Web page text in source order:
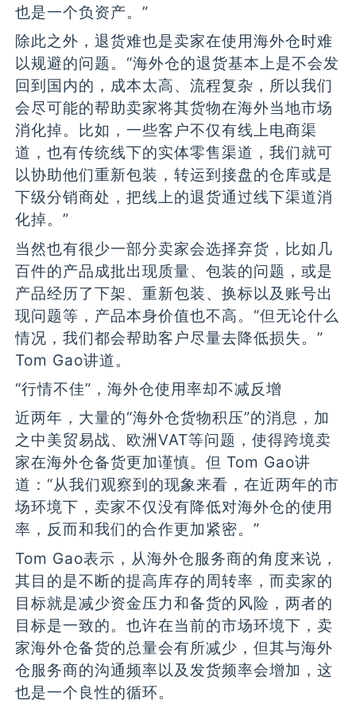
也是一个负资产。”
除此之外，退货难也是卖家在使用海外仓时难
以规避的问题。“海外仓的退货基本上是不会发
回到国内的，成本太高、流程复杂，所以我们
会尽可能的帮助卖家将其货物在海外当地市场
消化掉。比如，一些客户不仅有线上电商渠
道，也有传统线下的实体零售渠道，我们就可
以协助他们重新包装，转运到接盘的仓库或是
下级分销商处，把线上的退货通过线下渠道消
化掉。”
当然也有很少一部分卖家会选择弃货，比如几
百件的产品成批出现质量、包装的问题，或是
产品经历了下架、重新包装、换标以及账号出
现问题等，产品本身价值也不高。“但无论什么
情况，我们都会帮助客户尽量去降低损失。”
Tom Gao讲道。
“行情不佳”，海外仓使用率却不减反增
近两年，大量的“海外仓货物积压”的消息，加
之中美贸易战、欧洲VAT等问题，使得跨境卖
家在海外仓备货更加谨慎。但 Tom Gao讲
道：“从我们观察到的现象来看，在近两年的市
场环境下，卖家不仅没有降低对海外仓的使用
率，反而和我们的合作更加紧密。”
Tom Gao表示，从海外仓服务商的角度来说，
其目的是不断的提高库存的周转率，而卖家的
目标就是减少资金压力和备货的风险，两者的
目标是一致的。也许在当前的市场环境下，卖
家海外仓备货的总量会有所减少，但其与海外
仓服务商的沟通频率以及发货频率会增加，这
也是一个良性的循环。